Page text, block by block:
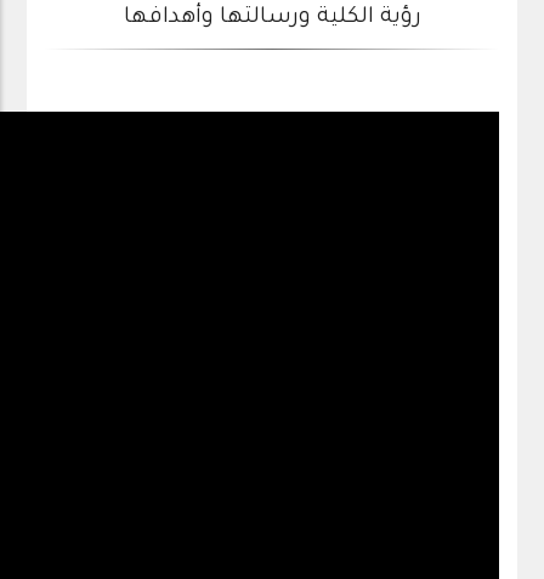
رؤية الكلية ورسالتها وأهدافها